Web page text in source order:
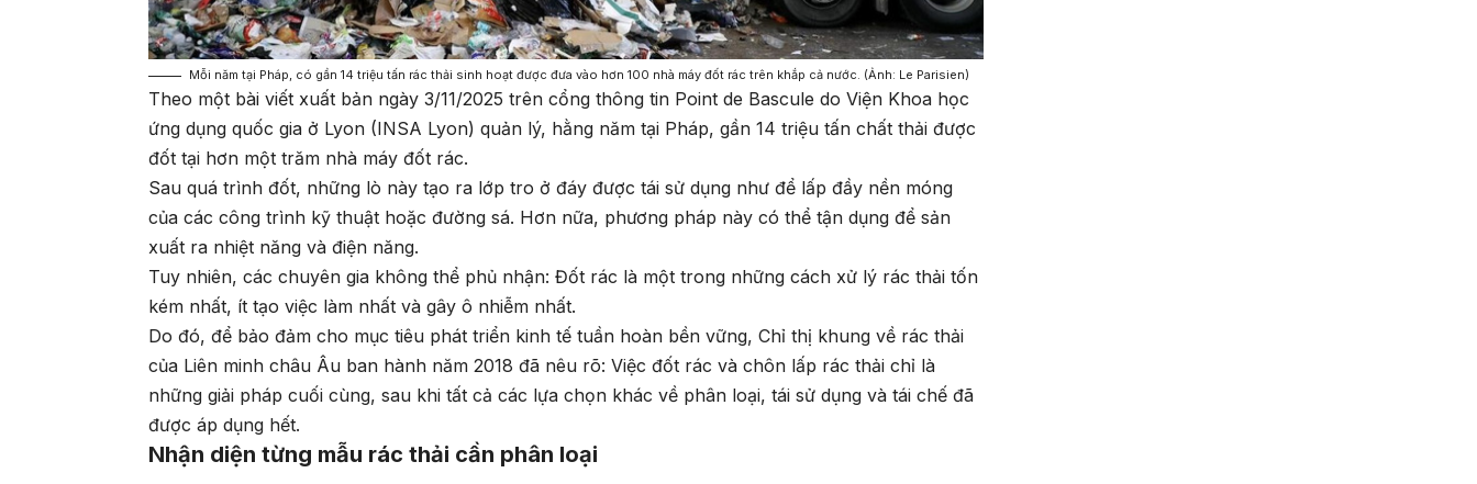
Mỗi năm tại Pháp, có gần 14 triệu tấn rác thải sinh hoạt được đưa vào hơn 100 nhà máy đốt rác trên khắp cả nước. (Ảnh: Le Parisien)
Theo một bài viết xuất bản ngày 3/11/2025 trên cổng thông tin Point de Bascule do Viện Khoa học
ứng dụng quốc gia ở Lyon (INSA Lyon) quản lý, hằng năm tại Pháp, gần 14 triệu tấn chất thải được
đốt tại hơn một trăm nhà máy đốt rác.
Sau quá trình đốt, những lò này tạo ra lớp tro ở đáy được tái sử dụng như để lấp đầy nền móng
của các công trình kỹ thuật hoặc đường sá. Hơn nữa, phương pháp này có thể tận dụng để sản
xuất ra nhiệt năng và điện năng.
Tuy nhiên, các chuyên gia không thể phủ nhận: Đốt rác là một trong những cách xử lý rác thải tốn
kém nhất, ít tạo việc làm nhất và gây ô nhiễm nhất.
Do đó, để bảo đảm cho mục tiêu phát triển kinh tế tuần hoàn bền vững, Chỉ thị khung về rác thải
của Liên minh châu Âu ban hành năm 2018 đã nêu rõ: Việc đốt rác và chôn lấp rác thải chỉ là
những giải pháp cuối cùng, sau khi tất cả các lựa chọn khác về phân loại, tái sử dụng và tái chế đã
được áp dụng hết.
Nhận diện từng mẫu rác thải cần phân loại